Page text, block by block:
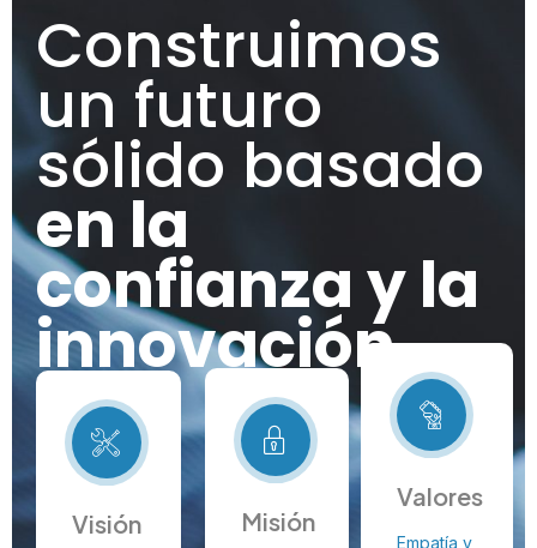
Construimos
un futuro
sólido basado
en la
confianza y la
innovación
Visión Misión
Valores
Empatía y